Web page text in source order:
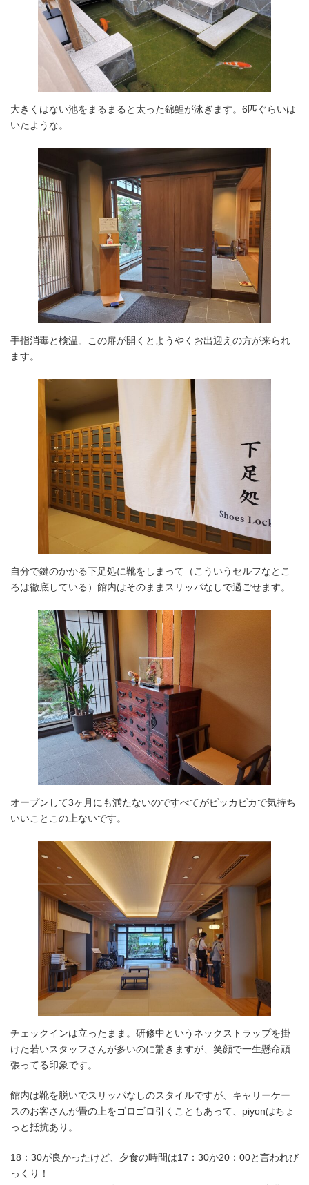
大きくはない池をまるまると太った錦鯉が泳ぎます。6匹ぐらいは
いたような。
手指消毒と検温。この扉が開くとようやくお出迎えの方が来られ
ます。
自分で鍵のかかる下足処に靴をしまって（こういうセルフなとこ
ろは徹底している）館内はそのままスリッパなしで過ごせます。
オープンして3ヶ月にも満たないのですべてがピッカピカで気持ち
いいことこの上ないです。
チェックインは立ったまま。研修中というネックストラップを掛
けた若いスタッフさんが多いのに驚きますが、笑顔で一生懸命頑
張ってる印象です。
館内は靴を脱いでスリッパなしのスタイルですが、キャリーケー
スのお客さんが畳の上をゴロゴロ引くこともあって、piyonはちょ
っと抵抗あり。
18：30が良かったけど、夕食の時間は17：30か20：00と言われび
っくり！